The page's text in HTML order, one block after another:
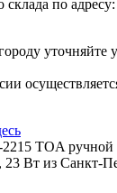
склада по адресу:
уточняйте
TOA ручной
Вт из Санкт-